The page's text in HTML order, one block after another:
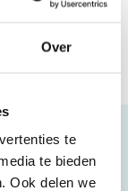
Over
te
te bieden
Ook delen we
voor haaruitval,
uit.
van mijn